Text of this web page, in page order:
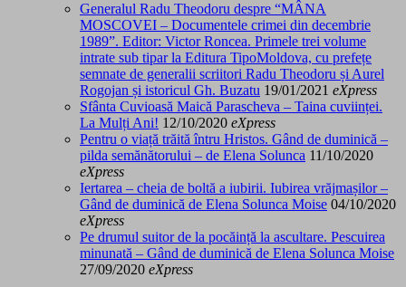
Generalul Radu Theodoru despre “MÂNA
MOSCOVEI – Documentele crimei din decembrie
1989”. Editor: Victor Roncea. Primele trei volume
intrate sub tipar la Editura TipoMoldova, cu prefețe
semnate de generalii scriitori Radu Theodoru și Aurel
Rogojan și istoricul Gh. Buzatu 19/01/2021 eXpress
Sfânta Cuvioasă Maică Parascheva – Taina cuviinței.
La Mulți Ani! 12/10/2020 eXpress
Pentru o viață trăită întru Hristos. Gând de duminică –
pilda semănătorului – de Elena Solunca 11/10/2020
eXpress
Iertarea – cheia de boltă a iubirii. Iubirea vrăjmașilor –
Gând de duminică de Elena Solunca Moise 04/10/2020
eXpress
Pe drumul suitor de la pocăință la ascultare. Pescuirea
minunată – Gând de duminică de Elena Solunca Moise
27/09/2020 eXpress